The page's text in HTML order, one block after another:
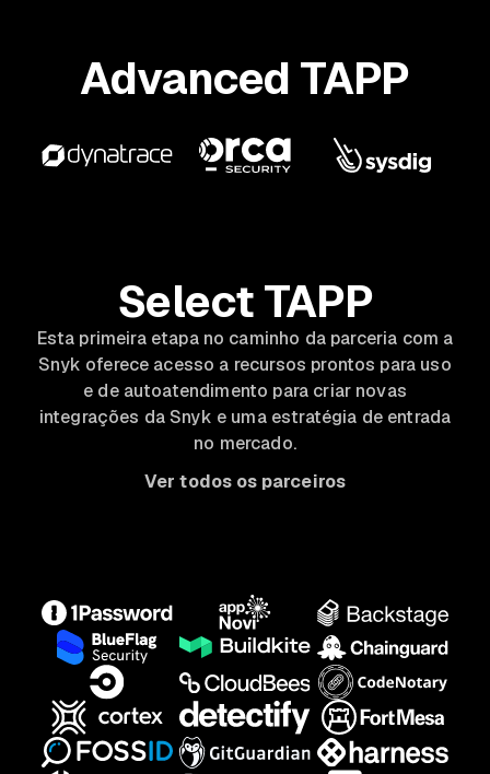
Advanced TAPP
Select TAPP
Esta primeira etapa no caminho da parceria com a
Snyk oferece acesso a recursos prontos para uso
e de autoatendimento para criar novas
integrações da Snyk e uma estratégia de entrada
no mercado.
Ver todos os parceiros